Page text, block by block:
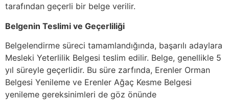
tarafından geçerli bir belge verilir.
Belgenin Teslimi ve Geçerliliği
Belgelendirme süreci tamamlandığında, başarılı adaylara
Mesleki Yeterlilik Belgesi teslim edilir. Belge, genellikle 5
yıl süreyle geçerlidir. Bu süre zarfında, Erenler Orman
Belgesi Yenileme ve Erenler Ağaç Kesme Belgesi
yenileme gereksinimleri de göz önünde